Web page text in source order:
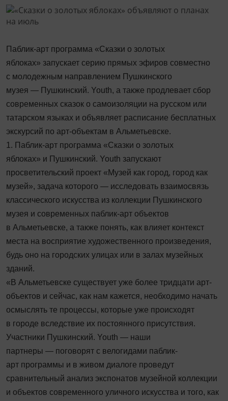
Паблик-арт программа «Сказки о золотых
яблоках» запускает серию прямых эфиров совместно
с молодежным направлением Пушкинского
музея — Пушкинский. Youth, а также продлевает сбор
современных сказок о самоизоляции на русском или
татарском языках и объявляет расписание бесплатных
экскурсий по арт-объектам в Альметьевске.
1. Паблик-арт программа «Сказки о золотых
яблоках» и Пушкинский. Youth запускают
просветительский проект «Музей как город, город как
музей», задача которого — исследовать взаимосвязь
классического искусства из коллекции Пушкинского
музея и современных паблик-арт объектов
в Альметьевске, а также понять, как влияет контекст
места на восприятие художественного произведения,
будь оно на городских улицах или в залах музейных
зданий.
«В Альметьевске существует уже более тридцати арт-
объектов и сейчас, как нам кажется, необходимо начать
осмыслять те процессы, которые уже происходят
в городе вследствие их постоянного присутствия.
Участники Пушкинский. Youth — наши
партнеры — поговорят с велогидами паблик-
арт программы и в живом диалоге проведут
сравнительный анализ экспонатов музейной коллекции
и объектов современного уличного искусства и того, как